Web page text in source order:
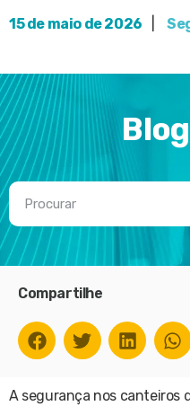
15 de maio de 2026
Compartilhe
A segurança nos canteiros